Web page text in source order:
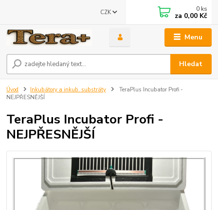
Menu
CZK
Hledat
0 ks
za 0,00 Kč
Úvod Inkubátory a inkub. substráty
TeraPlus Incubator Profi -
NEJPŘESNĚJŠÍ
TeraPlus Incubator Profi -
NEJPŘESNĚJŠÍ